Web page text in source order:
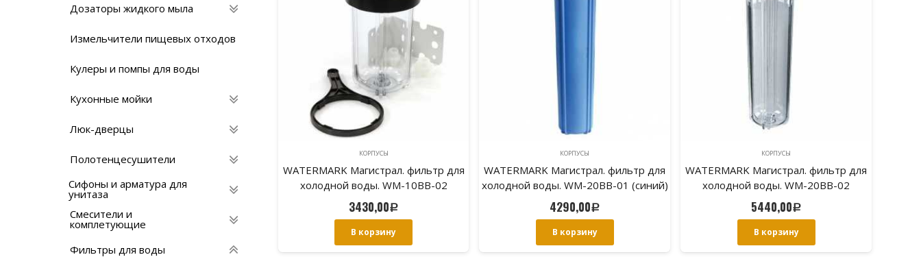
Дозаторы жидкого мыла
Измельчители пищевых отходов
Кулеры и помпы для воды
Кухонные мойки
Люк-дверцы
Полотенцесушители
Сифоны и арматура для
унитаза
Смесители и
комплетующие
Фильтры для воды
КОРПУСЫ
WATERMARK Магистрал. фильтр для
холодной воды. WM-10BB-02
3430,00Р
В корзину
КОРПУСЫ
WATERMARK Магистрал. фильтр для
холодной воды. WM-20BB-01 (синий)
4290,00Р
В корзину
КОРПУСЫ
WATERMARK Магистрал. фильтр для
холодной воды. WM-20BB-02
5440,00Р
В корзину